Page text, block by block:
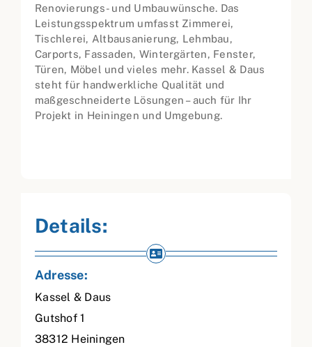
Renovierungs- und Umbauwünsche. Das
Leistungsspektrum umfasst Zimmerei,
Tischlerei, Altbausanierung, Lehmbau,
Carports, Fassaden, Wintergärten, Fenster,
Türen, Möbel und vieles mehr. Kassel & Daus
steht für handwerkliche Qualität und
maßgeschneiderte Lösungen – auch für Ihr
Projekt in Heiningen und Umgebung.
Details:
Adresse:
Kassel & Daus
Gutshof 1
38312 Heiningen